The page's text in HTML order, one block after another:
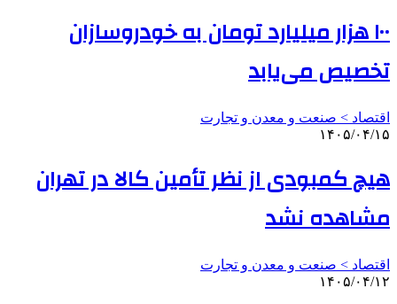
۱۰۰ هزار میلیارد تومان به خودروسازان
تخصیص می‌یابد
اقتصاد > صنعت و معدن و تجارت
۱۴۰۵/۰۴/۱۵
هیچ کمبودی از نظر تأمین کالا در تهران
مشاهده نشد
اقتصاد > صنعت و معدن و تجارت
۱۴۰۵/۰۴/۱۲